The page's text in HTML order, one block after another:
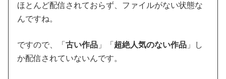
ほとんど配信されておらず、ファイルがない状態な
んですね。
ですので、 「古い作品 」「 超絶人気のない作品 」し
か配信されていないんです。